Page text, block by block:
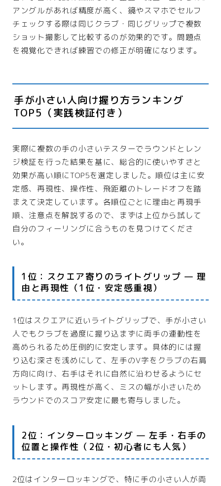
アングルがあれば精度が高く、鏡やスマホでセルフ
チェックする際は同じクラブ・同じグリップで複数
ショット撮影して比較するのが効果的です。問題点
を視覚化できれば練習での修正が明確になります。
手が小さい人向け握り方ランキング
TOP5（実践検証付き）
実際に複数の手の小さいテスターでラウンドとレン
ジ検証を行った結果を基に、総合的に使いやすさと
効果が高い順にTOP5を選定しました。順位は主に安
定感、再現性、操作性、飛距離のトレードオフを踏
まえて決定しています。各順位ごとに理由と再現手
順、注意点を解説するので、まずは上位から試して
自分のフィーリングに合うものを見つけてくださ
い。
1位：スクエア寄りのライトグリップ — 理
由と再現性（1位・安定感重視）
1位はスクエアに近いライトグリップで、手が小さい
人でもクラブを過度に握り込まずに両手の連動性を
高められるため圧倒的に安定します。具体的には握
り込む深さを浅めにして、左手のV字をクラブの右肩
方向に向け、右手はそれに自然に沿わせるようにセ
ットします。再現性が高く、ミスの幅が小さいため
ラウンドでのスコア安定に最も寄与しました。
2位：インターロッキング — 左手・右手の
位置と操作性（2位・初心者にも人気）
2位はインターロッキングで、特に手の小さい人が両